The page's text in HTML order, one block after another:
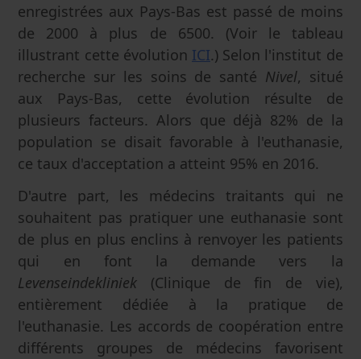
enregistrées aux Pays-Bas est passé de moins
de 2000 à plus de 6500. (Voir le tableau
illustrant cette évolution ICI.) Selon l'institut de
recherche sur les soins de santé Nivel, situé
aux Pays-Bas, cette évolution résulte de
plusieurs facteurs. Alors que déjà 82% de la
population se disait favorable à l'euthanasie,
ce taux d'acceptation a atteint 95% en 2016.
D'autre part, les médecins traitants qui ne
souhaitent pas pratiquer une euthanasie sont
de plus en plus enclins à renvoyer les patients
qui en font la demande vers la
Levenseindekliniek (Clinique de fin de vie),
entièrement dédiée à la pratique de
l'euthanasie. Les accords de coopération entre
différents groupes de médecins favorisent